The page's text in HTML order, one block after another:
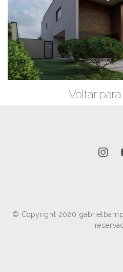
Voltar para
© Copyright 2020